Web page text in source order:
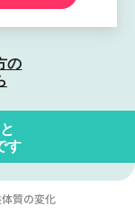
の
す
質の変化